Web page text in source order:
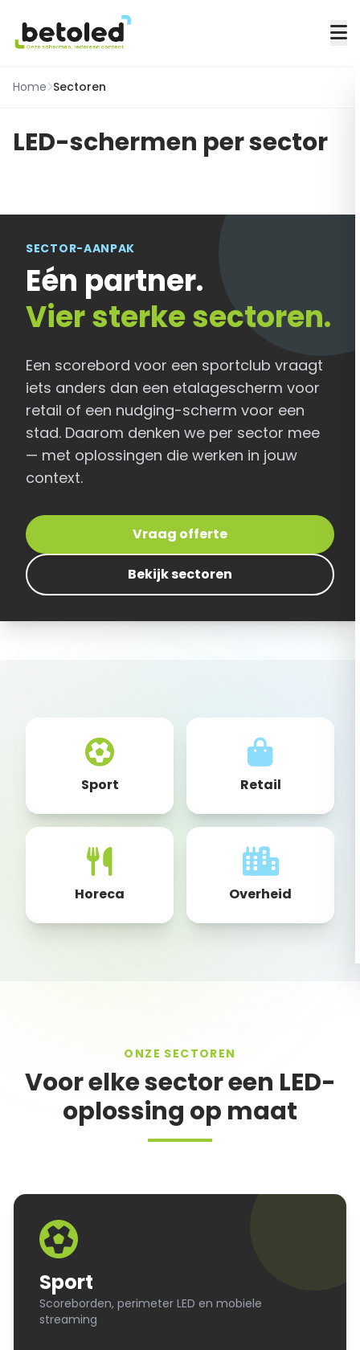
Home Sectoren
LED-schermen per sector
SECTOR-AANPAK
Eén partner.
Vier sterke sectoren.
Een scorebord voor een sportclub vraagt
iets anders dan een etalagescherm voor
retail of een nudging-scherm voor een
stad. Daarom denken we per sector mee
— met oplossingen die werken in jouw
context.
Vraag offerte
Bekijk sectoren
Sport Retail
Horeca Overheid
ONZE SECTOREN
Voor elke sector een LED-
oplossing op maat
Sport
Scoreborden, perimeter LED en mobiele
streaming